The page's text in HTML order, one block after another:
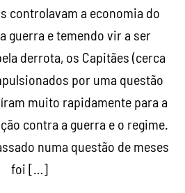
controlavam a economia do
guerra e temendo vir a ser
derrota, os Capitães (cerca
por uma questão
muito rapidamente para a
contra a guerra e o regime.
numa questão de meses
foi […]